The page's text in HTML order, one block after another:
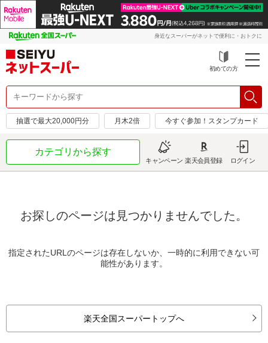
身近なスーパーがネットで便利に・おトクに
初めての方
抽選で最大20,000円分 月木2倍 今すぐ参加！スタンプカード
カテゴリから探す
キャンペーン 楽天会員登録 ログイン
お探しのページは見つかりませんでした。
指定されたURLのページは存在しないか、一時的に利用できない可
能性があります。
楽天全国スーパートップへ